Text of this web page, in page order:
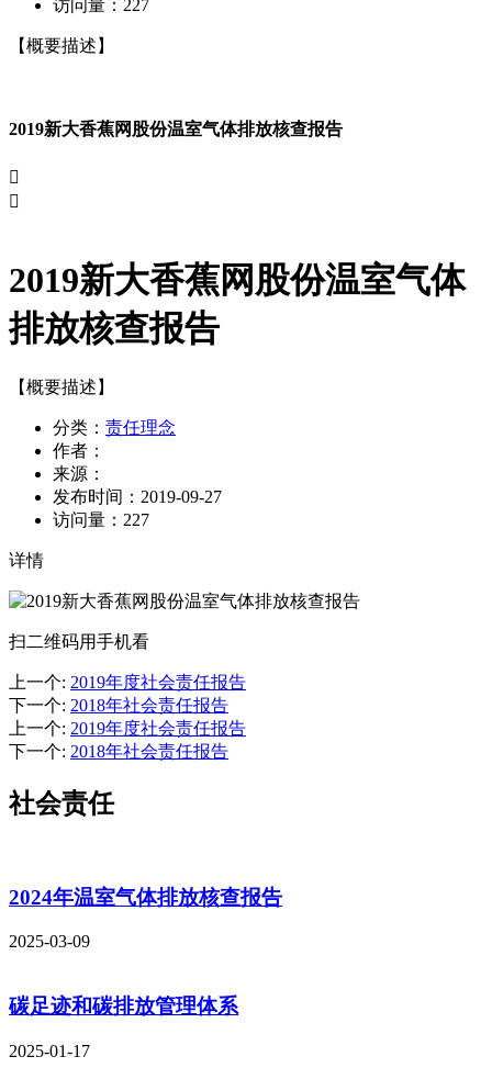
访问量： 227
【概要描述】
2019新大香蕉网股份温室气体排放核查报告


2019新大香蕉网股份温室气体
排放核查报告
【概要描述】
分类： 责任理念
作者：
来源：
发布时间： 2019-09-27
访问量： 227
详情
扫二维码用手机看
上一个: 2019年度社会责任报告
下一个: 2018年社会责任报告
上一个: 2019年度社会责任报告
下一个: 2018年社会责任报告
社会责任
2024年温室气体排放核查报告
2025-03-09
碳足迹和碳排放管理体系
2025-01-17